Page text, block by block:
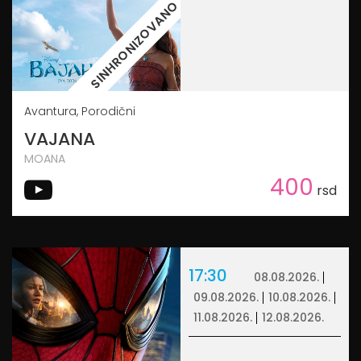
SINHRONIZOVANO
Avantura, Porodični
VAJANA
MOANA
400 rsd
17:30
08.08.2026.
09.08.2026.
10.08.2026.
11.08.2026.
12.08.2026.